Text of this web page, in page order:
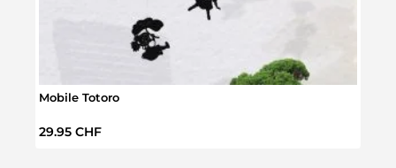
Mobile Totoro
Prix régulier :
29.95 CHF